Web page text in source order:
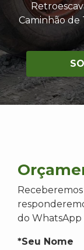
Caminhão de
do
*Seu Nome